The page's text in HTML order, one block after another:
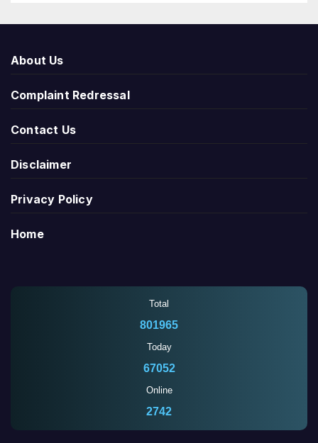
About Us
Complaint Redressal
Contact Us
Disclaimer
Privacy Policy
Home
Total
801965
Today
67052
Online
2742